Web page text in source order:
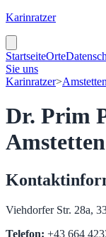
Karinratzer
StartseiteOrte
Sie uns
Karinratzer>Amstetten
Dr. Prim
Amstetten
Viehdorfer Str. 28a,
Telefon: +43 664